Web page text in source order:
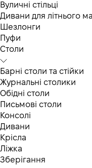
Вуличні стільці
Дивани для літнього
Шезлонги
Пуфи
Столи
Барні столи та стійки
Журнальні столики
Обідні столи
Письмові столи
Консолі
Дивани
Крісла
Ліжка
Зберігання